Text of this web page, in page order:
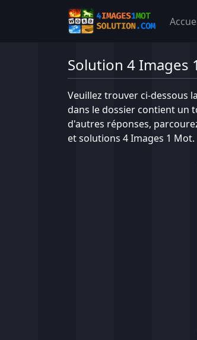
Solution 4 Images
Veuillez trouver ci-dessous
dans le dossier contient un
d'autres réponses,
et solutions 4 Images 1 Mot.